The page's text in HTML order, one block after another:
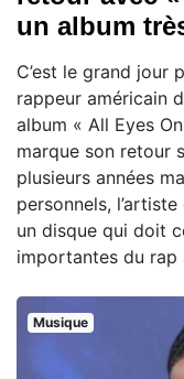
un album
C’est le grand jour
rappeur américain
album « All Eyes
marque son retour
plusieurs années
personnels,
un disque qui doit
importantes du rap
Musique